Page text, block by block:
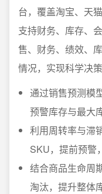
台，覆盖淘宝、天
支持财务、库存、
售、财务、绩效、
情况，实现科学决策
通过销售预测模
预警库存与最大
利用周转率与滞
SKU，提前预警
结合商品生命周
淘汰，提升整体